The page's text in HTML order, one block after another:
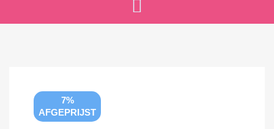
7%
AFGEPRIJST